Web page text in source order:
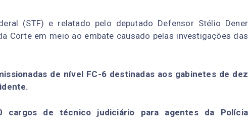
(STF) e relatado pelo deputado Defensor Stélio Dener
Corte em meio ao embate causado pelas investigações das
de nível FC-6 destinadas aos gabinetes de dez
cargos de técnico judiciário para agentes da Polícia